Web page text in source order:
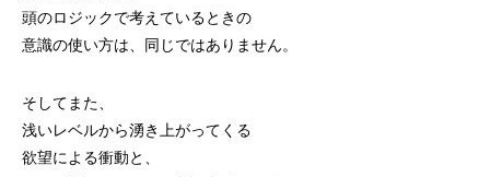
頭のロジックで考えているときの
意識の使い方は、同じではありません。
そしてまた、
浅いレベルから湧き上がってくる
欲望による衝動と、